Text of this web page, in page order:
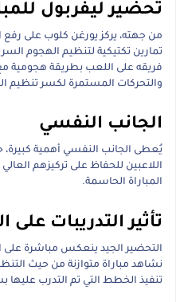
تحضير ليفربول
من جهته، يركز يورغن كلوب على رفع
تمارين تكتيكية لتنظيم الهجوم
فريقه على اللعب بطريقة هجومية
والتحركات المستمرة لكسر تنظيم
الجانب النفسي
يُعطى الجانب النفسي أهمية كبيرة،
اللاعبين للحفاظ على تركيزهم
المباراة الحاسمة.
تأثير التدريبات على
التحضير الجيد ينعكس مباشرة على
نشاهد مباراة متوازنة من حيث
تنفيذ الخطط التي تم التدرب